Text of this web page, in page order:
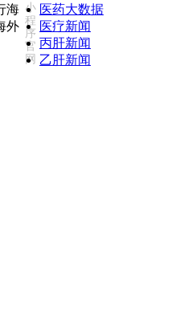
小
程
序
官
网
医药大数据
医疗新闻
丙肝新闻
乙肝新闻